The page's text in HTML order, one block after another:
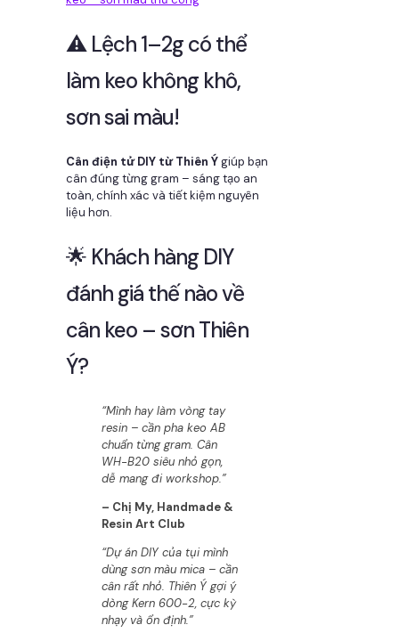
⚠️ Lệch 1–2g có thể
làm keo không khô,
sơn sai màu!
Cân điện tử DIY từ Thiên Ýgiúp bạn
cân đúng từng gram – sáng tạo an
toàn, chính xác và tiết kiệm nguyên
liệu hơn.
🌟 Khách hàng DIY
đánh giá thế nào về
cân keo – sơn Thiên
Ý?
“Mình hay làm vòng tay
resin – cần pha keo AB
chuẩn từng gram. Cân
WH-B20 siêu nhỏ gọn,
dễ mang đi workshop.”
– Chị My, Handmade &
Resin Art Club
“Dự án DIY của tụi mình
dùng sơn màu mica – cần
cân rất nhỏ. Thiên Ý gợi ý
dòng Kern 600-2, cực kỳ
nhạy và ổn định.”